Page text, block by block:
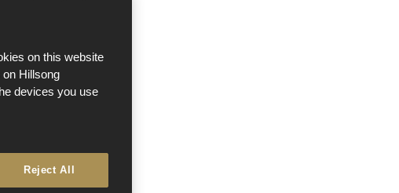
on this website
Hillsong
devices you use
Reject All